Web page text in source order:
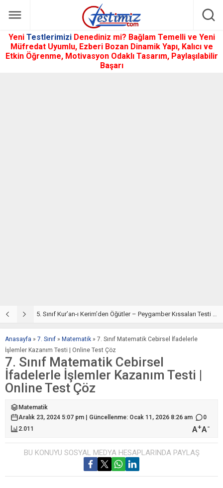
Yeni Testlerimizi Denediniz mi? Bağlam Temelli ve Yeni
Müfredat Uyumlu, Ezberi Bozan Dinamik Yapı, Kalıcı ve
Etkin Öğrenme, Motivasyon Odaklı Tasarım, Paylaşılabilir
Başarı
5. Sınıf Kur’an-ı Kerim’den Öğütler – Peygamber Kıssaları Testi – Online Çöz
Anasayfa » 7. Sınıf » Matematik » 7. Sınıf Matematik Cebirsel İfadelerle
İşlemler Kazanım Testi | Online Test Çöz
7. Sınıf Matematik Cebirsel
İfadelerle İşlemler Kazanım Testi |
Online Test Çöz
Matematik
Aralık 23, 2024 5:07 pm | Güncellenme: Ocak 11, 2026 8:26 am
0
2.011
A+A-
BU KONUYU SOSYAL MEDYA HESAPLARINDA PAYLAŞ